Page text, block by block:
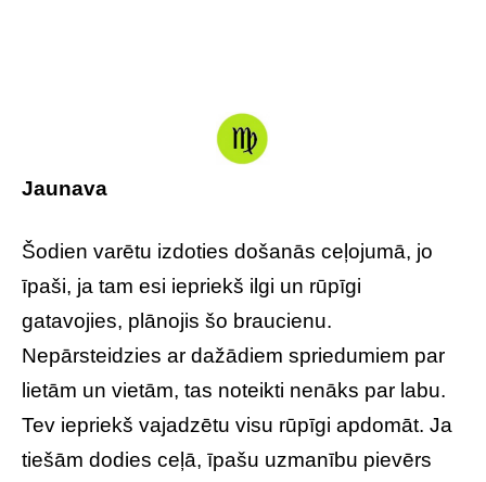
Jaunava
Šodien varētu izdoties došanās ceļojumā, jo
īpaši, ja tam esi iepriekš ilgi un rūpīgi
gatavojies, plānojis šo braucienu.
Nepārsteidzies ar dažādiem spriedumiem par
lietām un vietām, tas noteikti nenāks par labu.
Tev iepriekš vajadzētu visu rūpīgi apdomāt. Ja
tiešām dodies ceļā, īpašu uzmanību pievērs